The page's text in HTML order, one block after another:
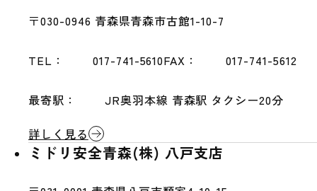
〒030-0946 青森県青森市古館1-10-7
TEL： 017-741-5610FAX： 017-741-5612
最寄駅：
JR奥羽本線 青森駅 タクシー20分
詳しく見る
ミドリ安全青森(株) 八戸支店